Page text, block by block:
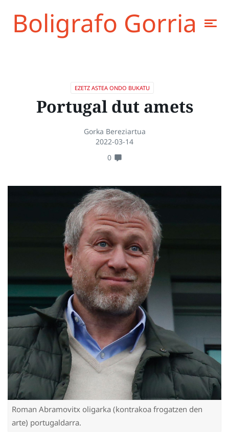
Boligrafo Gorria
EZETZ ASTEA ONDO BUKATU
Portugal dut amets
Gorka Bereziartua
2022-03-14
0
Roman Abramovitx oligarka (kontrakoa frogatzen den
arte) portugaldarra.